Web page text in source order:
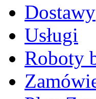
Dostawy
Usługi
Roboty